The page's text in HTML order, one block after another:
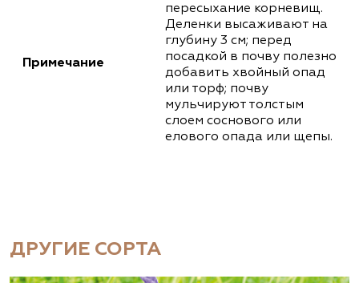
Примечание
пересыхание корневищ.
Деленки высаживают на
глубину 3 см; перед
посадкой в почву полезно
добавить хвойный опад
или торф; почву
мульчируют толстым
слоем соснового или
елового опада или щепы.
ДРУГИЕ СОРТА